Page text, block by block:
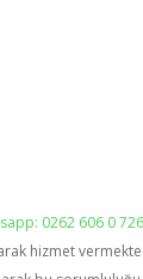
0262 606 0 726
hizmet